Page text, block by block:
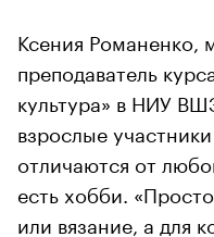
Ксения Романенко,
преподаватель
культура» в НИУ
взрослые
отличаются от
есть хобби.
или вязание, а для